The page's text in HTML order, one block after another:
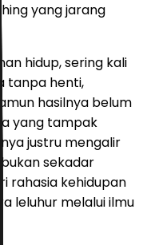
yang jarang
hidup, sering kali
tanpa henti,
hasilnya belum
yang tampak
justru mengalir
sekadar
rahasia kehidupan
leluhur melalui ilmu